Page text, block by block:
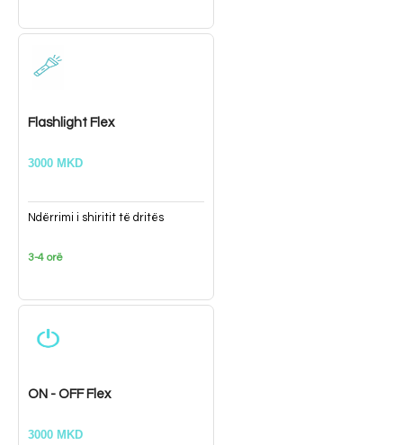
Flashlight Flex
3000 MKD
Ndërrimi i shiritit të dritës
3-4 orë
ON - OFF Flex
3000 MKD